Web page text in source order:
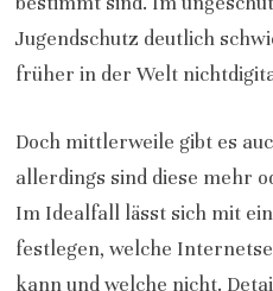
Jugendschutz deutlich
früher in der Welt
Doch mittlerweile gibt es
allerdings sind diese mehr
Im Idealfall lässt sich mit
festlegen, welche
kann und welche nicht.